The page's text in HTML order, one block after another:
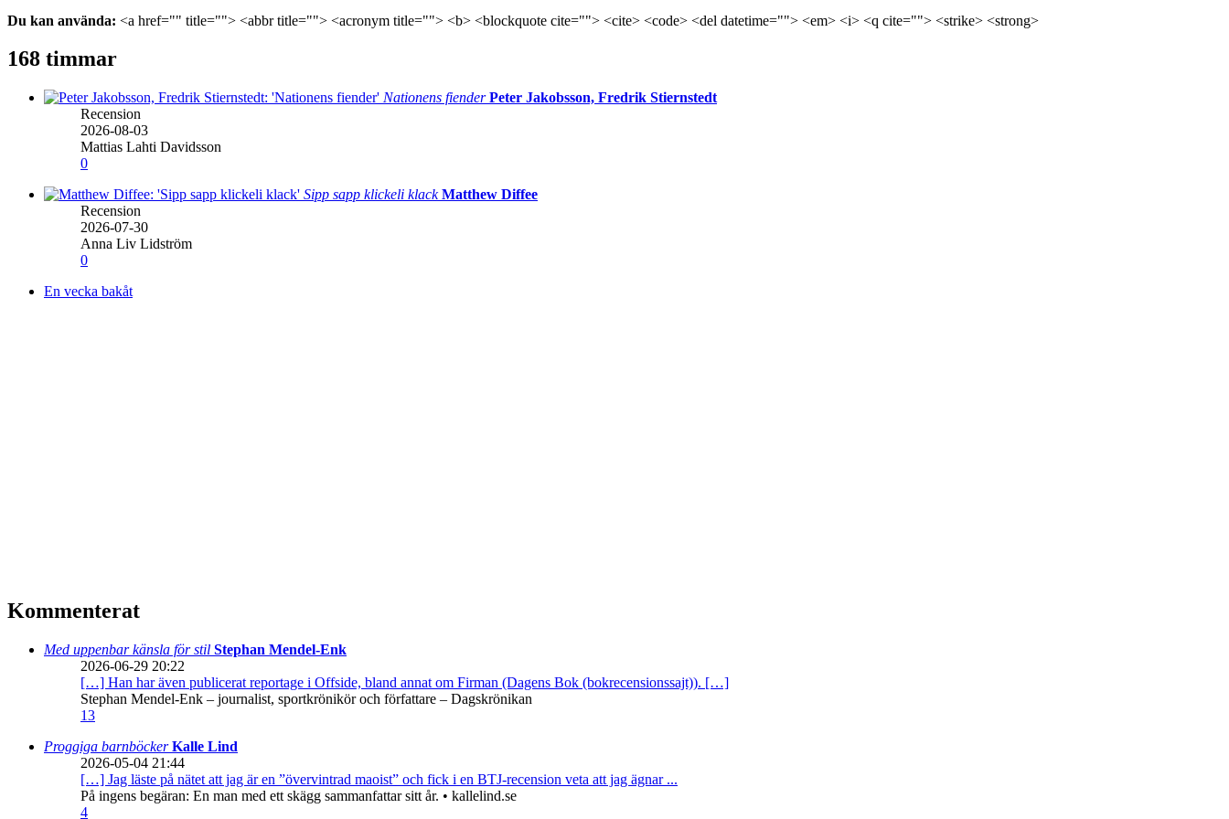
Du kan använda: <a href="" title=""> <abbr title=""> <acronym title=""> <b> <blockquote cite=""> <cite> <code> <del datetime=""> <em> <i> <q cite=""> <strike> <strong>
168 timmar
Nationens fiender Peter Jakobsson, Fredrik Stiernstedt
Recension
2026-08-03
Mattias Lahti Davidsson
0
Sipp sapp klickeli klack Matthew Diffee
Recension
2026-07-30
Anna Liv Lidström
0
En vecka bakåt
Kommenterat
Med uppenbar känsla för stil Stephan Mendel-Enk
2026-06-29 20:22
[…] Han har även publicerat reportage i Offside, bland annat om Firman (Dagens Bok (bokrecensionssajt)). […]
Stephan Mendel-Enk – journalist, sportkrönikör och författare – Dagskrönikan
13
Proggiga barnböckerKalle Lind
2026-05-04 21:44
[…] Jag läste på nätet att jag är en ”övervintrad maoist” och fick i en BTJ-recension veta att jag ägnar ...
På ingens begäran: En man med ett skägg sammanfattar sitt år. • kallelind.se
4